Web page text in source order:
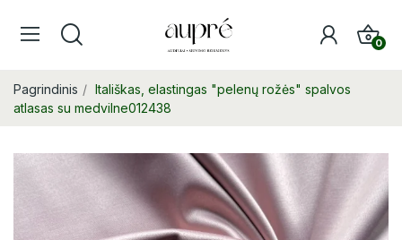
0
Pagrindinis
Itališkas, elastingas "pelenų rožės" spalvos
atlasas su medvilne012438